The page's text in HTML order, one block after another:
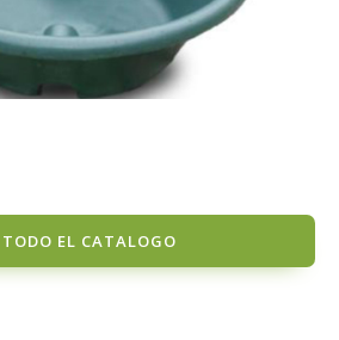
TODO EL CATALOGO